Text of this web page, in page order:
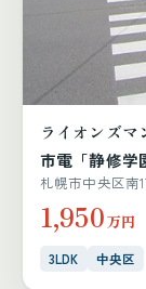
ライオンズ
市電「静修学
札幌市中央区南
1,950万円
3LDK 中央区